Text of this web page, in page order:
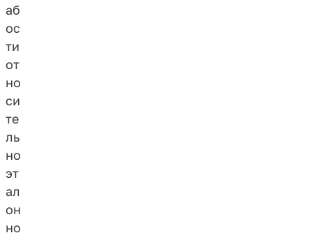
аб
ос
ти
от
но
си
те
ль
но
эт
ал
он
но